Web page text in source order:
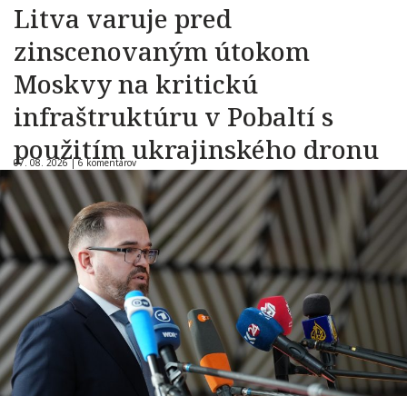
Litva varuje pred
zinscenovaným útokom
Moskvy na kritickú
infraštruktúru v Pobaltí s
použitím ukrajinského dronu
07. 08. 2026 |6 komentárov